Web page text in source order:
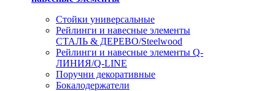
Стойки универсальные
Рейлинги и навесные элементы
СТАЛЬ & ДЕРЕВО/Steelwood
Рейлинги и навесные элементы Q-
ЛИНИЯ/Q-LINE
Поручни декоративные
Бокалодержатели